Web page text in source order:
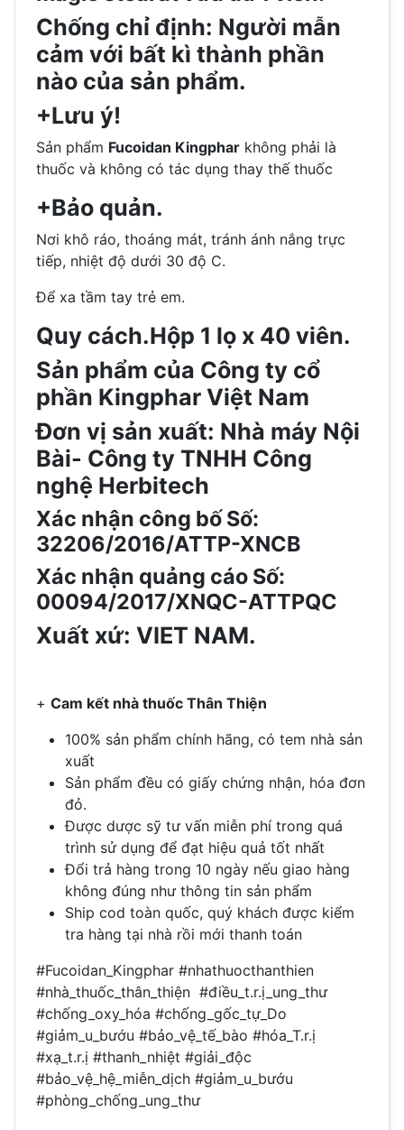
Chống chỉ định: Người mẫn
cảm với bất kì thành phần
nào của sản phẩm.
+Lưu ý!
Sản phẩm Fucoidan Kingphar không phải là
thuốc và không có tác dụng thay thế thuốc
+Bảo quản.
Nơi khô ráo, thoáng mát, tránh ánh nắng trực
tiếp, nhiệt độ dưới 30 độ C.
Để xa tầm tay trẻ em.
Quy cách.Hộp 1 lọ x 40 viên.
Sản phẩm của Công ty cổ
phần Kingphar Việt Nam
Đơn vị sản xuất: Nhà máy Nội
Bài- Công ty TNHH Công
nghệ Herbitech
Xác nhận công bốSố:
32206/2016/ATTP-XNCB
Xác nhận quảng cáo Số:
00094/2017/XNQC-ATTPQC
Xuất xứ: VIET NAM.
+ Cam kết nhà thuốc Thân Thiện
100% sản phẩm chính hãng, có tem nhà sản
xuất
Sản phẩm đều có giấy chứng nhận, hóa đơn
đỏ.
Được dược sỹ tư vấn miễn phí trong quá
trình sử dụng để đạt hiệu quả tốt nhất
Đổi trả hàng trong 10 ngày nếu giao hàng
không đúng như thông tin sản phẩm
Ship cod toàn quốc, quý khách được kiểm
tra hàng tại nhà rồi mới thanh toán
#Fucoidan_Kingphar #nhathuocthanthien
#nhà_thuốc_thân_thiện #điều_t.r.ị _ung_thư
#chống_oxy_hóa #chống_gốc_tự_Do
#giảm_u_bướu #bảo_vệ_tế_bào #hóa_T.r.ị
#xạ_t.r.ị #thanh_nhiệt #giải_độc
#bảo_vệ_hệ_miễn_dịch #giảm _u_bướu
#phòng_chống_ung_thư